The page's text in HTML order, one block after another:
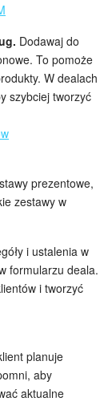
Dodawaj do
To pomoże
W dealach
szybciej tworzyć
prezentowe,
zestawy w
i ustalenia w
formularzu deala.
i tworzyć
planuje
aby
aktualne